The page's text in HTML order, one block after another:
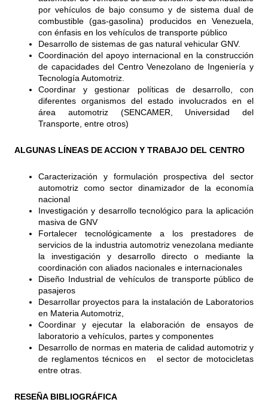
por vehículos de bajo consumo y de sistema dual de
combustible (gas-gasolina) producidos en Venezuela,
con énfasis en los vehículos de transporte público
Desarrollo de sistemas de gas natural vehicular GNV.
Coordinación del apoyo internacional en la construcción
de capacidades del Centro Venezolano de Ingeniería y
Tecnología Automotriz.
Coordinar y gestionar políticas de desarrollo, con
diferentes organismos del estado involucrados en el
área automotriz (SENCAMER, Universidad del
Transporte, entre otros)
ALGUNAS LÍNEAS DE ACCION Y TRABAJO DEL CENTRO
Caracterización y formulación prospectiva del sector
automotriz como sector dinamizador de la economía
nacional
Investigación y desarrollo tecnológico para la aplicación
masiva de GNV
Fortalecer tecnológicamente a los prestadores de
servicios de la industria automotriz venezolana mediante
la investigación y desarrollo directo o mediante la
coordinación con aliados nacionales e internacionales
Diseño Industrial de vehículos de transporte público de
pasajeros
Desarrollar proyectos para la instalación de Laboratorios
en Materia Automotriz,
Coordinar y ejecutar la elaboración de ensayos de
laboratorio a vehículos, partes y componentes
Desarrollo de normas en materia de calidad automotriz y
de reglamentos técnicos en el sector de motocicletas
entre otras.
RESEÑA BIBLIOGRÁFICA